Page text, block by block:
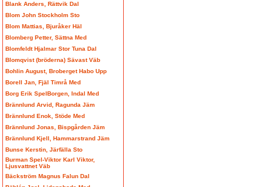
Blank Anders, Rättvik Dal
Blom John Stockholm Sto
Blom Mattias, Bjuråker Häl
Blomberg Petter, Sättna Med
Blomfeldt Hjalmar Stor Tuna Dal
Blomqvist (bröderna) Sävast Väb
Bohlin August, Broberget Habo Upp
Borell Jan, Fjäl Timrå Med
Borg Erik SpelBorgen, Indal Med
Brännlund Arvid, Ragunda Jäm
Brännlund Enok, Stöde Med
Brännlund Jonas, Bispgården Jäm
Brännlund Kjell, Hammarstrand Jäm
Bunse Kerstin, Järfälla Sto
Burman Spel-Viktor Karl Viktor,
Ljusvattnet Väb
Bäckström Magnus Falun Dal